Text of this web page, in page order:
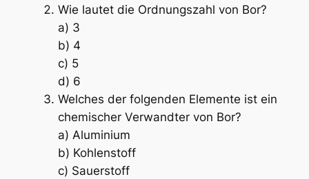
Wie lautet die Ordnungszahl von Bor?
a) 3
b) 4
c) 5
d) 6
Welches der folgenden Elemente ist ein
chemischer Verwandter von Bor?
a) Aluminium
b) Kohlenstoff
c) Sauerstoff